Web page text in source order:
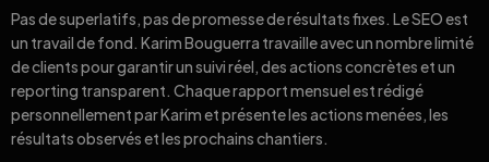
Pas de superlatifs, pas de promesse de résultats fixes. Le SEO est
un travail de fond. Karim Bouguerra travaille avec un nombre limité
de clients pour garantir un suivi réel, des actions concrètes et un
reporting transparent. Chaque rapport mensuel est rédigé
personnellement par Karim et présente les actions menées, les
résultats observés et les prochains chantiers.